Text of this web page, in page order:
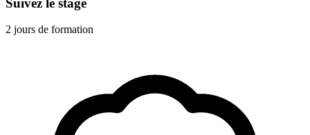
2 jours de formation